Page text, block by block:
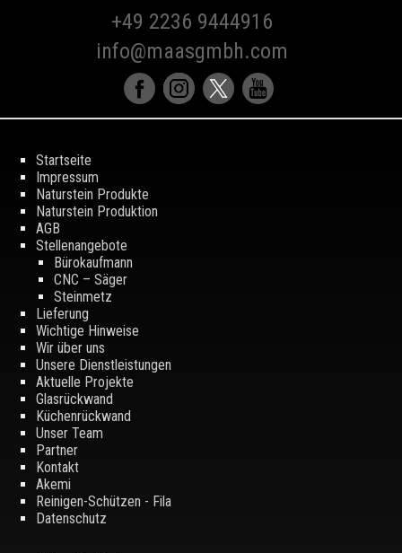
+49 2236 9444916
info@maasgmbh.com
Startseite
Impressum
Naturstein Produkte
Naturstein Produktion
AGB
Stellenangebote
Bürokaufmann
CNC – Säger
Steinmetz
Lieferung
Wichtige Hinweise
Wir über uns
Unsere Dienstleistungen
Aktuelle Projekte
Glasrückwand
Küchenrückwand
Unser Team
Partner
Kontakt
Akemi
Reinigen-Schützen - Fila
Datenschutz